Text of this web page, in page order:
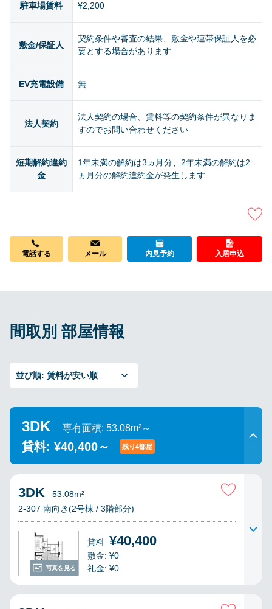
駐車場賃料 ¥2,200
敷金/保証人
契約条件や審査の結果、敷金や連帯保証人を必
要とする場合があります
EV充電設備 無
法人契約
法人契約の場合、賃料等の契約条件が異なりま
すのでお問い合わせください
短期解約違約
金
1年未満の解約は3ヵ月分、2年未満の解約は2
ヵ月分の解約違約金が発生します
電話する メール 内見予約 入居申込
間取別 部屋情報
並び順: 賃料が安い順
3DK 専有面積: 53.08m²～
貸料: ¥40,400～ 残り4部屋
写真を見る
3DK
53.08m²
2-307 南向き(2号棟 / 3階部分)
貸料: ¥40,400
敷金: ¥0
礼金: ¥0